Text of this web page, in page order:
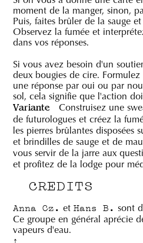
moment de la manger, sinon,
Puis, faites brûler de la sauge
Observez la fumée et
dans vos réponses.
Si vous avez besoin d'un
deux bougies de cire.
une réponse par oui ou par
sol, cela signifie que l'action
Variante
Construisez une
de futurologues et créez la
les pierres brûlantes disposées
et brindilles de sauge et de
vous servir de la jarre aux
et profitez de la lodge pour
CREDITS
Anna Cz. etHans B. sont
Ce groupe en général aprécie
vapeurs d'eau.